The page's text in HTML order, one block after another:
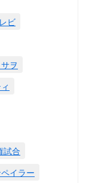
ビ
ヲ
試合
イラー